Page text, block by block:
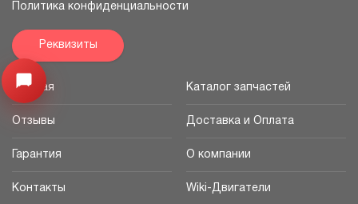
Узнайте цену запчасти ->Открыть меню
Политика конфиденциальности
Реквизиты
Главная Каталог запчастей
Отзывы Доставка и Оплата
Гарантия О компании
Контакты Wiki-Двигатели